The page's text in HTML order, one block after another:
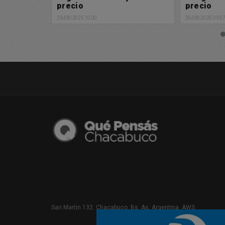
precio
29/08/2025 09:57
buen
29/08/2025 09:54
San Martin 132. Chacabuco. Bs. As. Argentina. AWS